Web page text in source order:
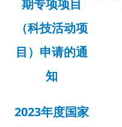
期专项项目
（科技活动项
目）申请的通
知
2023年度国家